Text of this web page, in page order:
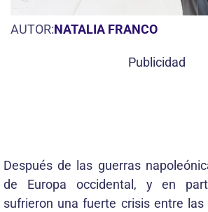
AUTOR:NATALIA FRANCO
Publicidad
Después de las guerras
de Europa occidental, y en
sufrieron una fuerte crisis entre